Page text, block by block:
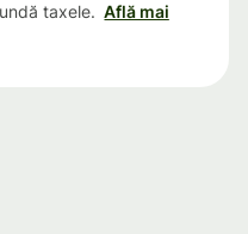
taxele. Află mai